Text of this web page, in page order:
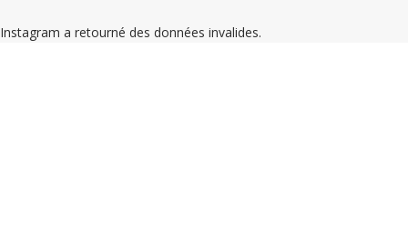
Instagram a retourné des données invalides.